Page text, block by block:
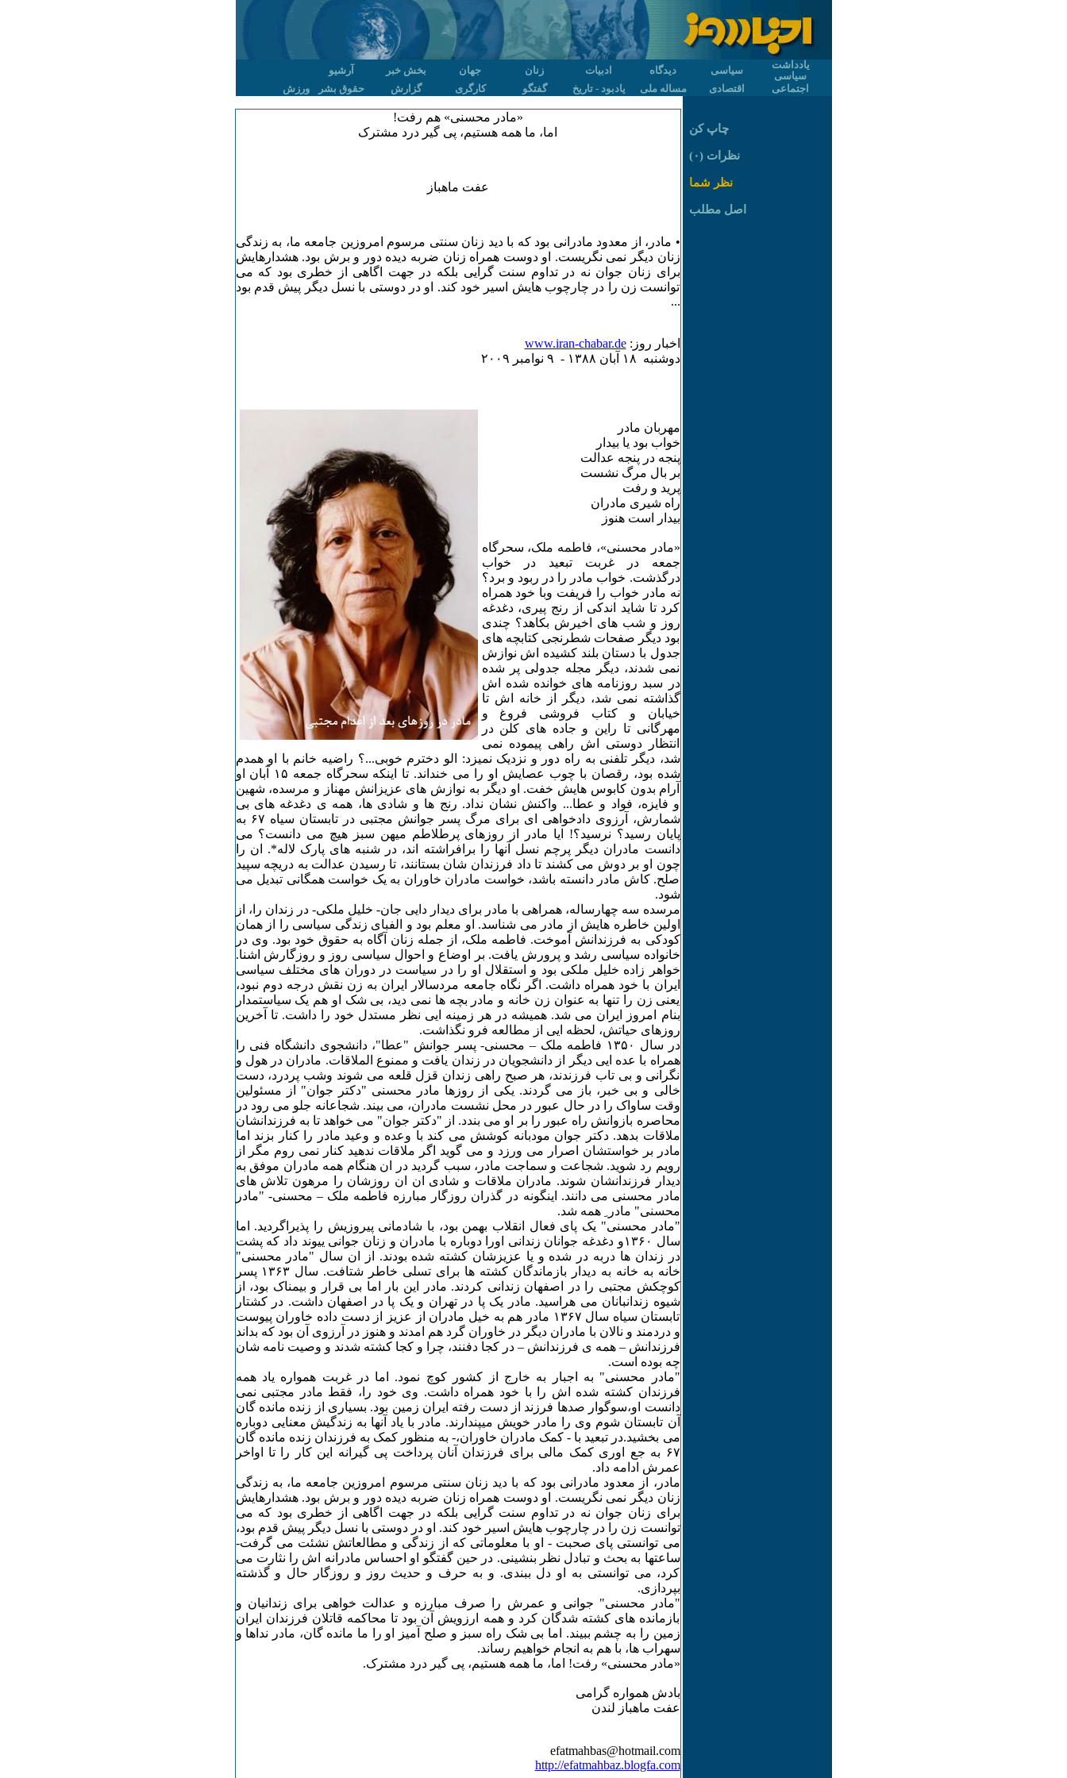
یادداشت
سیاسی
سیاسی دیدگاه ادبیات زنان جهان بخش خبر
آرشیو
اجتماعی
اقتصادی مساله ملی یادبود - تاریخ گفتگو کارگری گزارش حقوق بشر ورزش
«مادر محسنی» هم رفت!
اما، ما همه هستیم، پی گیر درد مشترک
عفت ماهباز
• مادر، از معدود مادرانی بود که با دید زنان سنتی مرسوم امروزین جامعه ما، به زندگی
زنان دیگر نمی نگریست. او دوست همراه زنان ضربه دیده دور و برش بود. هشدارهایش
برای زنان جوان نه در تداوم سنت گرایی بلکه در جهت اگاهی از خطری بود که می
توانست زن را در چارچوب هایش اسیر خود کند. او در دوستی با نسل دیگر پیش قدم بود
...
اخبار روز:www.iran-chabar.de
دوشنبه ۱٨ آبان ۱٣٨٨ - ۹ نوامبر ۲۰۰۹
مهربان مادر
خواب بود یا بیدار
پنجه در پنجه عدالت
بر بال مرگ نشست
پرید و رفت
راه شیری مادران
بیدار است هنوز
«مادر محسنی»، فاطمه ملک، سحرگاه
جمعه در غربت تبعید در خواب
درگذشت. خواب مادر را در ربود و برد؟
نه مادر خواب را فریفت وبا خود همراه
کرد تا شاید اندکی از رنج پیری، دغدغه
روز و شب های اخیرش بکاهد؟ چندی
بود دیگر صفحات شطرنجی کتابچه های
جدول با دستان بلند کشیده اش نوازش
نمی شدند، دیگر مجله جدولی پر شده
در سبد روزنامه های خوانده شده اش
گذاشته نمی شد، دیگر از خانه اش تا
خیابان و کتاب فروشی فروغ و
مهرگانی تا راین و جاده های کلن در
انتظار دوستی اش راهی پیموده نمی
شد، دیگر تلفنی به راه دور و نزدیک نمیزد: الو دخترم خوبی...؟ راضیه خانم با او همدم
شده بود، رقصان با چوب عصایش او را می خنداند. تا اینکه سحرگاه جمعه ۱۵ آبان او
آرام بدون کابوس هایش خفت. او دیگر به نوازش های عزیزانش مهناز و مرسده، شهین
و فایزه، فواد و عطا... واکنش نشان نداد. رنج ها و شادی ها، همه ی دغدغه های بی
شمارش، آرزوی دادخواهی ای برای مرگ پسر جوانش مجتبی در تابستان سیاه ۶۷ به
پایان رسید؟ نرسید؟! ایا مادر از روزهای پرطلاطم میهن سبز هیچ می دانست؟ می
دانست مادران دیگر پرچم نسل آنها را برافراشته اند، در شنبه های پارک لاله*. ان را
چون او بر دوش می کشند تا داد فرزندان شان بستانند، تا رسیدن عدالت به دریچه سپید
صلح. کاش مادر دانسته باشد، خواست مادران خاوران به یک خواست همگانی تبدیل می
شود.
مرسده سه چهارساله، همراهی با مادر برای دیدار دایی جان- خلیل ملکی- در زندان را، از
اولین خاطره هایش از مادر می شناسد. او معلم بود و الفبای زندگی سیاسی را از همان
کودکی به فرزندانش آموخت. فاطمه ملک، از جمله زنان آگاه به حقوق خود بود. وی در
خانواده سیاسی رشد و پرورش یافت. بر اوضاع و احوال سیاسی روز و روزگارش اشنا.
خواهر زاده خلیل ملکی بود و استقلال او را در سیاست در دوران های مختلف سیاسی
ایران با خود همراه داشت. اگر نگاه جامعه مردسالار ایران به زن نقش درجه دوم نبود،
یعنی زن را تنها به عنوان زن خانه و مادر بچه ها نمی دید، بی شک او هم یک سیاستمدار
بنام امروز ایران می شد. همیشه در هر زمینه ایی نظر مستدل خود را داشت. تا آخرین
روزهای حیاتش، لحظه ایی از مطالعه فرو نگذاشت.
در سال ۱٣۵۰ فاطمه ملک – محسنی- پسر جوانش "عطا"، دانشجوی دانشگاه فنی را
همراه با عده ایی دیگر از دانشجویان در زندان یافت و ممنوع الملاقات. مادران در هول و
نگرانی و بی تاب فرزندند، هر صبح راهی زندان قزل قلعه می شوند وشب پردرد، دست
خالی و بی خبر، باز می گردند. یکی از روزها مادر محسنی "دکتر جوان" از مسئولین
وقت ساواک را در حال عبور در محل نشست مادران، می بیند. شجاعانه جلو می رود در
محاصره بازوانش راه عبور را بر او می بندد. از "دکتر جوان" می خواهد تا به فرزندانشان
ملاقات بدهد. دکتر جوان مودبانه کوشش می کند با وعده و وعید مادر را کنار بزند اما
مادر بر خواستشان اصرار می ورزد و می گوید اگر ملاقات ندهید کنار نمی روم مگر از
رویم رد شوید. شجاعت و سماجت مادر، سبب گردید در ان هنگام همه مادران موفق به
دیدار فرزندانشان شوند. مادران ملاقات و شادی ان ان روزشان را مرهون تلاش های
مادر محسنی می دانند. اینگونه در گذران روزگار مبارزه فاطمه ملک – محسنی- "مادر
محسنی" مادر ِ همه شد.
"مادر محسنی" یک پای فعال انقلاب بهمن بود، با شادمانی پیروزیش را پذیراگردید. اما
سال ۱٣۶۰و دغدغه جوانان زندانی اورا دوباره با مادران و زنان جوانی ییوند داد که پشت
در زندان ها دربه در شده و یا عزیزشان کشته شده بودند. از ان سال "مادر محسنی"
خانه به خانه به دیدار بازماندگان کشته ها برای تسلی خاطر شتافت. سال ۱٣۶٣ پسر
کوچکش مجتبی را در اصفهان زندانی کردند. مادر این بار اما بی قرار و بیمناک بود، از
شیوه زندانبانان می هراسید. مادر یک پا در تهران و یک پا در اصفهان داشت. در کشتار
تابستان سیاه سال ۱٣۶۷ مادر هم به خیل مادران از عزیز از دست داده خاوران پیوست
و دردمند و نالان با مادران دیگر در خاوران گرد هم امدند و هنوز در آرزوی آن بود که بداند
فرزندانش – همه ی فرزندانش – در کجا دفنند، چرا و کجا کشته شدند و وصیت نامه شان
چه بوده است.
"مادر محسنی" به اجبار به خارج از کشور کوچ نمود. اما در غربت همواره یاد همه
فرزندان کشته شده اش را با خود همراه داشت. وی خود را، فقط مادر مجتبی نمی
دانست او،سوگوار صدها فرزند از دست رفته ایران زمین بود. بسیاری از زنده مانده گان
آن تابستان شوم وی را مادر خویش میپندارند. مادر با یاد آنها به زندگیش معنایی دوباره
می بخشید.در تبعید با - کمک مادران خاوران،- به منظور کمک به فرزندان زنده مانده گان
۶۷ به جع اوری کمک مالی برای فرزندان آنان پرداخت پی گیرانه این کار را تا اواخر
عمرش ادامه داد.
مادر، از معدود مادرانی بود که با دید زنان سنتی مرسوم امروزین جامعه ما، به زندگی
زنان دیگر نمی نگریست. او دوست همراه زنان ضربه دیده دور و برش بود. هشدارهایش
برای زنان جوان نه در تداوم سنت گرایی بلکه در جهت اگاهی از خطری بود که می
توانست زن را در چارچوب هایش اسیر خود کند. او در دوستی با نسل دیگر پیش قدم بود،
می توانستی پای صحبت - او با معلوماتی که از زندگی و مطالعاتش نشئت می گرفت-
ساعتها به بحث و تبادل نظر بنشینی. در حین گفتگو او احساس مادرانه اش را نثارت می
کرد، می توانستی به او دل ببندی. و به حرف و حدیث روز و روزگار حال و گذشته
بپردازی.
"مادر محسنی" جوانی و عمرش را صرف مبارزه و عدالت خواهی برای زندانیان و
بازمانده های کشته شدگان کرد و همه ارزویش آن بود تا محاکمه قاتلان فرزندان ایران
زمین را به چشم ببیند. اما بی شک راه سبز و صلح آمیز او را ما مانده گان، مادر نداها و
سهراب ها، با هم به انجام خواهیم رساند.
«مادر محسنی» رفت! اما، ما همه هستیم، پی گیر درد مشترک.
بادش همواره گرامی
عفت ماهباز لندن
efatmahbas@hotmail.com
http://efatmahbaz.blogfa.com
چاپ کن
نظرات (۰)
نظر شما
اصل مطلب